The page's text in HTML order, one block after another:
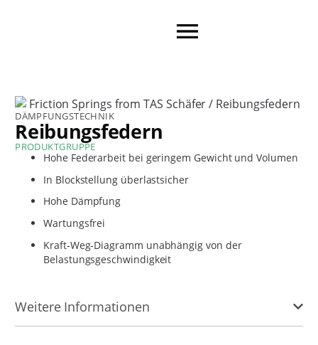
DÄMPFUNGSTECHNIK
Reibungsfedern
PRODUKTGRUPPE
Hohe Federarbeit bei geringem Gewicht und Volumen
In Blockstellung überlastsicher
Hohe Dämpfung
Wartungsfrei
Kraft-Weg-Diagramm unabhängig von der
Belastungsgeschwindigkeit
Weitere Informationen